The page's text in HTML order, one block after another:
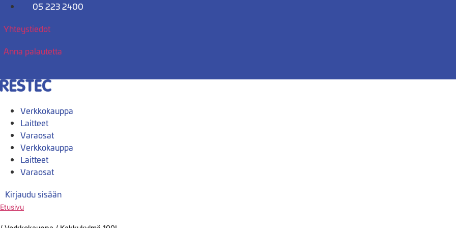
Mene
05 223 2400
Yhteystiedot
Anna palautetta
Verkkokauppa
Laitteet
Varaosat
Verkkokauppa
Laitteet
Varaosat
Kirjaudu sisään
Etusivu